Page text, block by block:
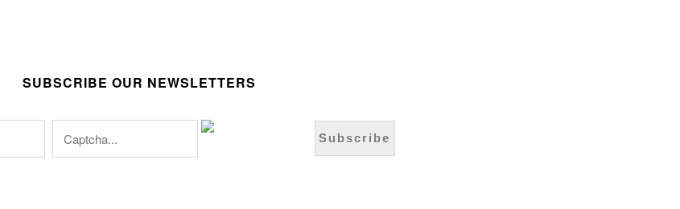
SUBSCRIBE OUR NEWSLETTERS